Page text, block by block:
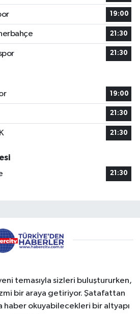
19:00
21:30
21:30
19:00
21:30
21:30
21:30
temasıyla sizleri buluştururken,
bir araya getiriyor. Şatafattan
haber okuyabilecekleri bir altyapı